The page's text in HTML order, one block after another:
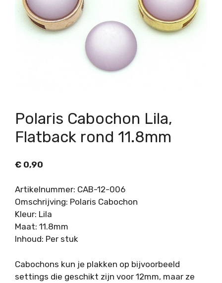
Polaris Cabochon Lila,
Flatback rond 11.8mm
€ 0,90
Artikelnummer: CAB-12-006
Omschrijving: Polaris Cabochon
Kleur: Lila
Maat: 11.8mm
Inhoud: Per stuk
Cabochons kun je plakken op bijvoorbeeld
settings die geschikt zijn voor 12mm, maar ze